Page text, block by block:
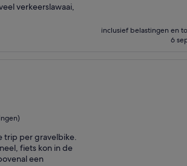
verkeerslawaai,
inclusief belastingen en
6
trip per gravelbike.
fiets kon in de
een